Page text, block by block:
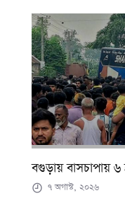
বগুড়ায় বাসচাপায় ৬
৭ অগাস্ট, ২০২৬